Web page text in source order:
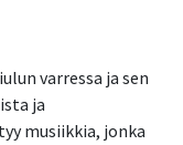
varressa ja sen
ja
musiikkia, jonka